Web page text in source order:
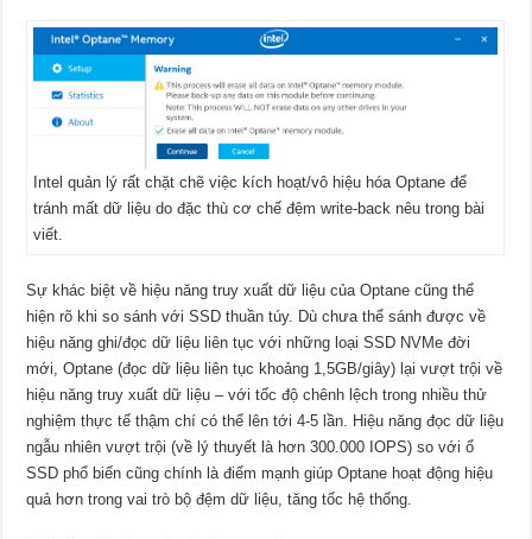
Intel quản lý rất chặt chẽ việc kích hoạt/vô hiệu hóa Optane để
tránh mất dữ liệu do đặc thù cơ chế đệm write-back nêu trong bài
viết.
Sự khác biệt về hiệu năng truy xuất dữ liệu của Optane cũng thể
hiện rõ khi so sánh với SSD thuần túy. Dù chưa thể sánh được về
hiệu năng ghi/đọc dữ liệu liên tục với những loại SSD NVMe đời
mới, Optane (đọc dữ liệu liên tục khoảng 1,5GB/giây) lại vượt trội về
hiệu năng truy xuất dữ liệu – với tốc độ chênh lệch trong nhiều thử
nghiệm thực tế thậm chí có thể lên tới 4-5 lần. Hiệu năng đọc dữ liệu
ngẫu nhiên vượt trội (về lý thuyết là hơn 300.000 IOPS) so với ổ
SSD phổ biến cũng chính là điểm mạnh giúp Optane hoạt động hiệu
quả hơn trong vai trò bộ đệm dữ liệu, tăng tốc hệ thống.